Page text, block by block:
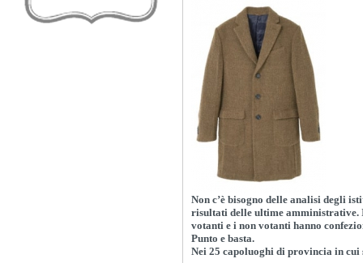
Non c’è bisogno delle analisi degli
risultati delle ultime amministrative.
votanti e i non votanti hanno
Punto e basta.
Nei 25 capoluoghi di provincia in